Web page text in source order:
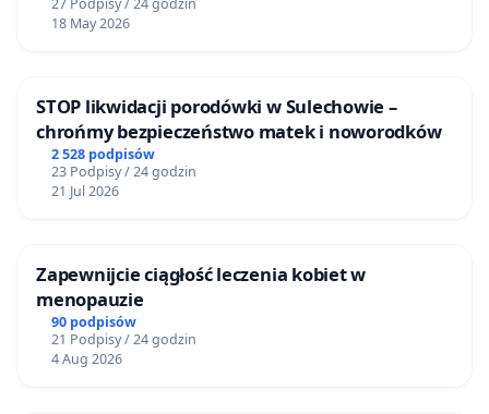
18 May 2026
STOP likwidacji porodówki w Sulechowie –
chrońmy bezpieczeństwo matek i noworodków
2 528 podpisów
23 Podpisy / 24 godzin
21 Jul 2026
Zapewnijcie ciągłość leczenia kobiet w
menopauzie
90 podpisów
21 Podpisy / 24 godzin
4 Aug 2026